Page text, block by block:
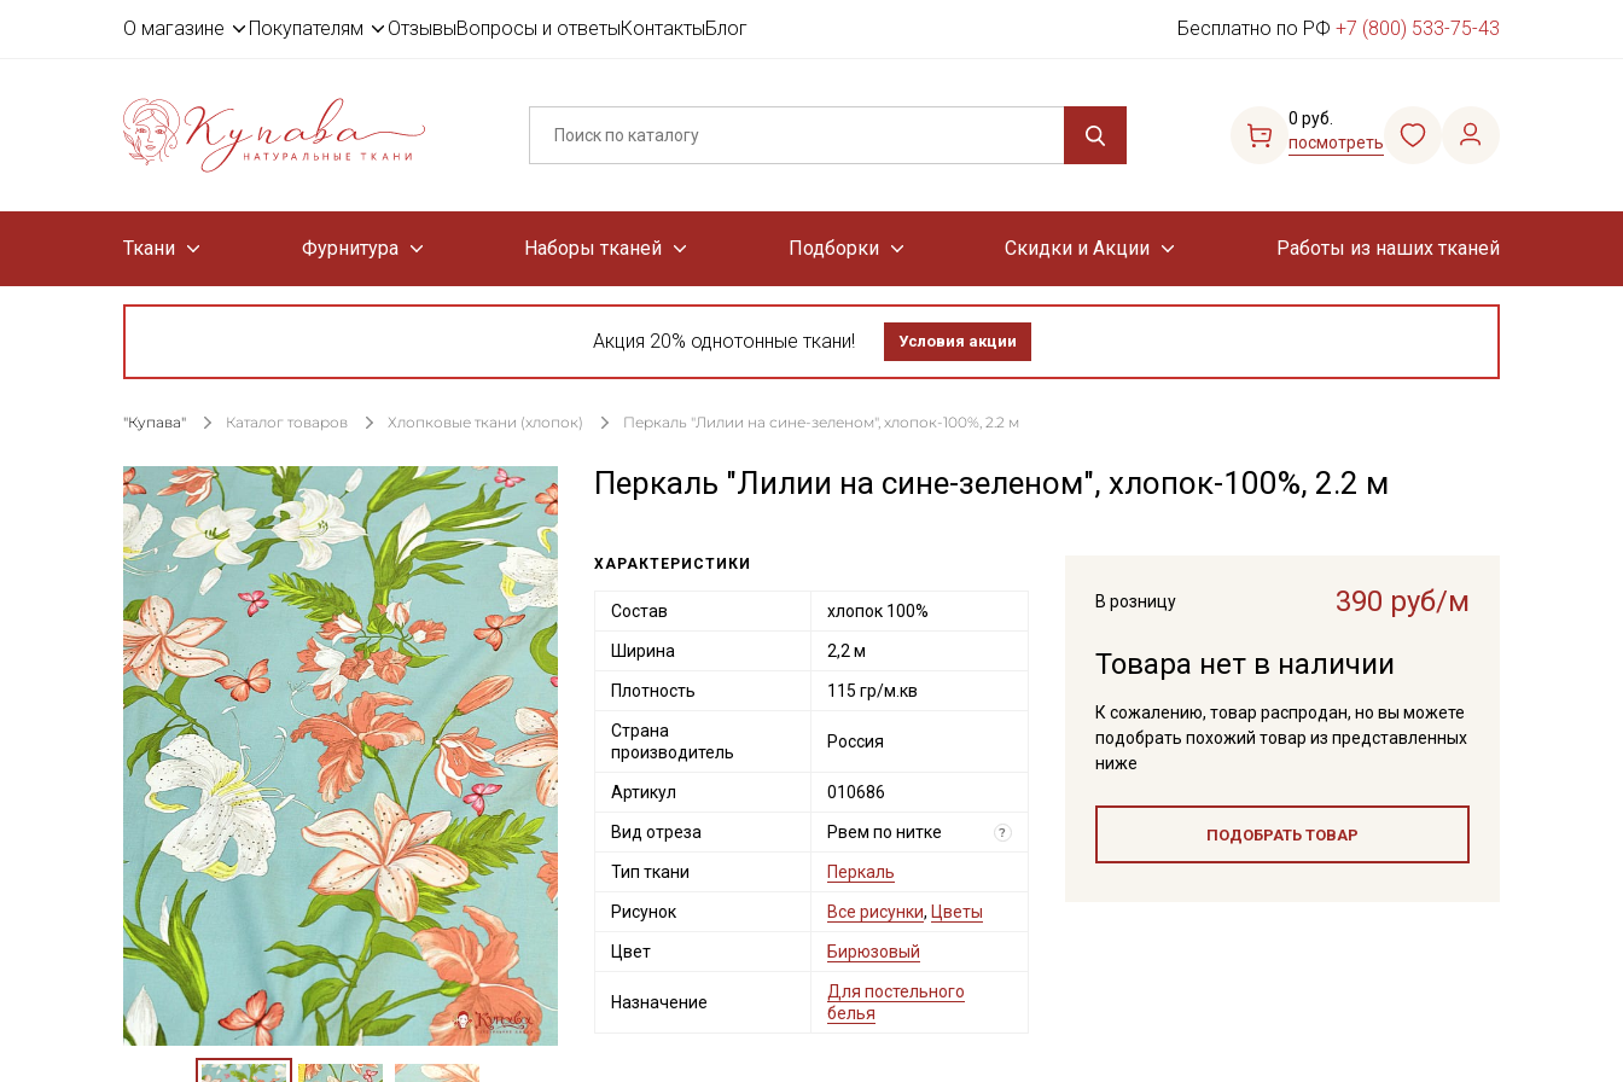
О магазине Покупателям ОтзывыВопросы и ответыКонтактыБлог Бесплатно по РФ +7 (800) 533-75-43
0 руб.
посмотреть
Ткани Фурнитура Наборы тканей Подборки Скидки и Акции Работы из наших тканей
Акция 20% однотонные ткани! Условия акции
"Купава" Каталог товаров Хлопковые ткани (хлопок) Перкаль "Лилии на сине-зеленом", хлопок-100%, 2.2 м
Перкаль "Лилии на сине-зеленом", хлопок-100%, 2.2 м
В розницу
390 руб/м
Товара нет в наличии
К сожалению, товар распродан, но вы можете
подобрать похожий товар из представленных
ниже
ПОДОБРАТЬ ТОВАР
ХАРАКТЕРИСТИКИ
Состав хлопок 100%
Ширина 2,2 м
Плотность 115 гр/м.кв
Страна
производитель
Россия
Артикул 010686
Вид отреза Рвем по нитке ?
Тип ткани Перкаль
Рисунок Все рисунки, Цветы
Цвет Бирюзовый
Назначение
Для постельного
белья